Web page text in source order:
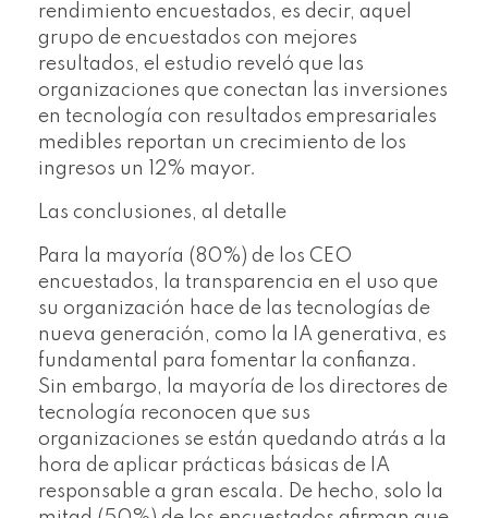
rendimiento encuestados, es decir, aquel
grupo de encuestados con mejores
resultados, el estudio reveló que las
organizaciones que conectan las inversiones
en tecnología con resultados empresariales
medibles reportan un crecimiento de los
ingresos un 12% mayor.
Las conclusiones, al detalle
Para la mayoría (80%) de los CEO
encuestados, la transparencia en el uso que
su organización hace de las tecnologías de
nueva generación, como la IA generativa, es
fundamental para fomentar la confianza.
Sin embargo, la mayoría de los directores de
tecnología reconocen que sus
organizaciones se están quedando atrás a la
hora de aplicar prácticas básicas de IA
responsable a gran escala. De hecho, solo la